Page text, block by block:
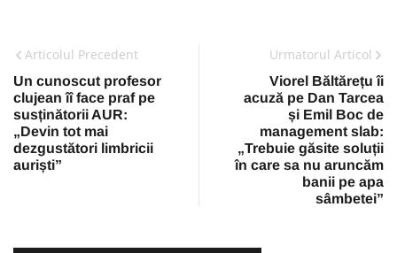
Articolul Precedent
Un cunoscut profesor
clujean îî face praf pe
susținătorii AUR:
„Devin tot mai
dezgustători limbricii
auriști”
Urmatorul Articol
Viorel Băltărețu îi
acuză pe Dan Tarcea
și Emil Boc de
management slab:
„Trebuie găsite soluții
în care sa nu aruncăm
banii pe apa
sâmbetei”